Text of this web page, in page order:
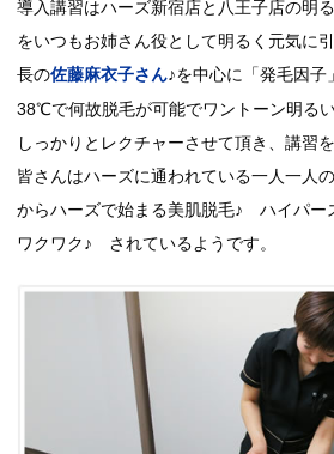
導入講習はハーズ新宿店と八王子店の明
をいつもお姉さん役として明るく元気に
長の佐藤麻衣子さん♪を中心に「発毛因
38℃で何故脱毛が可能でワントーン明る
しっかりとレクチャーさせて頂き、講習
皆さんはハーズに通われている一人一人
からハーズで始まる美肌脱毛♪ ハイパー
ワクワク♪ されているようです。